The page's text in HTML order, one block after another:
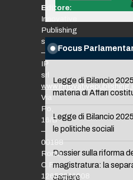
Focus
Legge di Bilancio
materia di Affari
Legge di Bilancio
le politiche sociali
Dossier sulla riforma
magistratura: la
carriere
Editore:
Innovative
Publishing
srl
–
IP
srl
Via
Po,
16/B
–
00198
Roma
C.F.
12653211008